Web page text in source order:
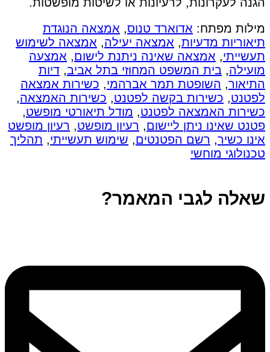
מילות מפתח: אדוארד טנוס, אמצאה הנוגדת
תיאוריות מדעיות, אמצאה יעילה, אמצאה לשימוש
תעשייתי, אמצאה שאינה ניתנת לישום, אמצעה
מועילה, בית המשפט המחוזי בתל אביב, דיות
התיאור, השופטת תמר אברהמי, כשירות אמצאה
לפטנט, כשירות בקשה לפטנט, כשירות האמצאה,
כשירות האמצאה לפטנט, מודל תיאורטי מופשט,
פטנט שאינו ניתן ליישום, רעיון מופשט, רעיון מופשט
אינו כשיר, רשם הפטנטים, שימוש תעשייתי, תהליך
טכנולוגי מוחשי
שאלה לגבי המאמר?